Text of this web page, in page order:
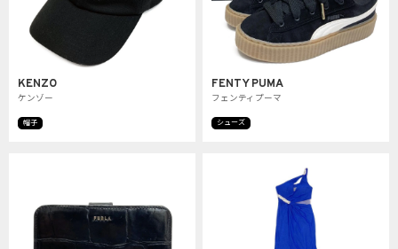
KENZO
ケンゾー
帽子
FENTY PUMA
フェンティプーマ
シューズ